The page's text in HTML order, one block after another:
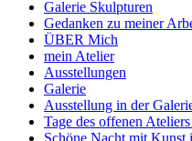
Galerie Skulpturen
Gedanken zu meiner
ÜBER Mich
mein Atelier
Ausstellungen
Galerie
Ausstellung in der
Tage des offenen
Schöne Nacht mit Kunst